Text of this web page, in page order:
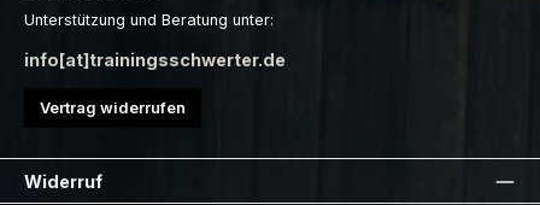
Unterstützung und Beratung unter:
info[at]trainingsschwerter.de
Vertrag widerrufen
Widerruf